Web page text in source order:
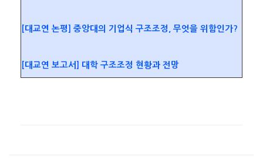
[대교연 논평] 중앙대의 기업식 구조조정, 무엇을 위함인가?
[대교연 보고서] 대학 구조조정 현황과 전망